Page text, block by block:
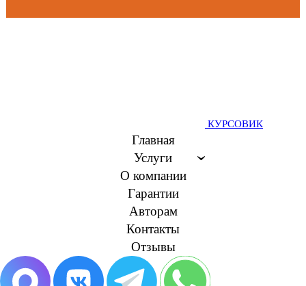
КУРСОВИК
Главная
Услуги
О компании
Гарантии
Авторам
Контакты
Отзывы